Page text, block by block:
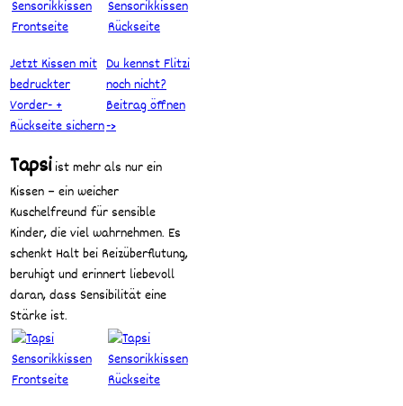
Jetzt Kissen mit
bedruckter
Vorder- +
Rückseite sichern
Du kennst Flitzi
noch nicht?
Beitrag öffnen
->
Tapsiist mehr als nur ein
Kissen – ein weicher
Kuschelfreund für sensible
Kinder, die viel wahrnehmen. Es
schenkt Halt bei Reizüberflutung,
beruhigt und erinnert liebevoll
daran, dass Sensibilität eine
Stärke ist.